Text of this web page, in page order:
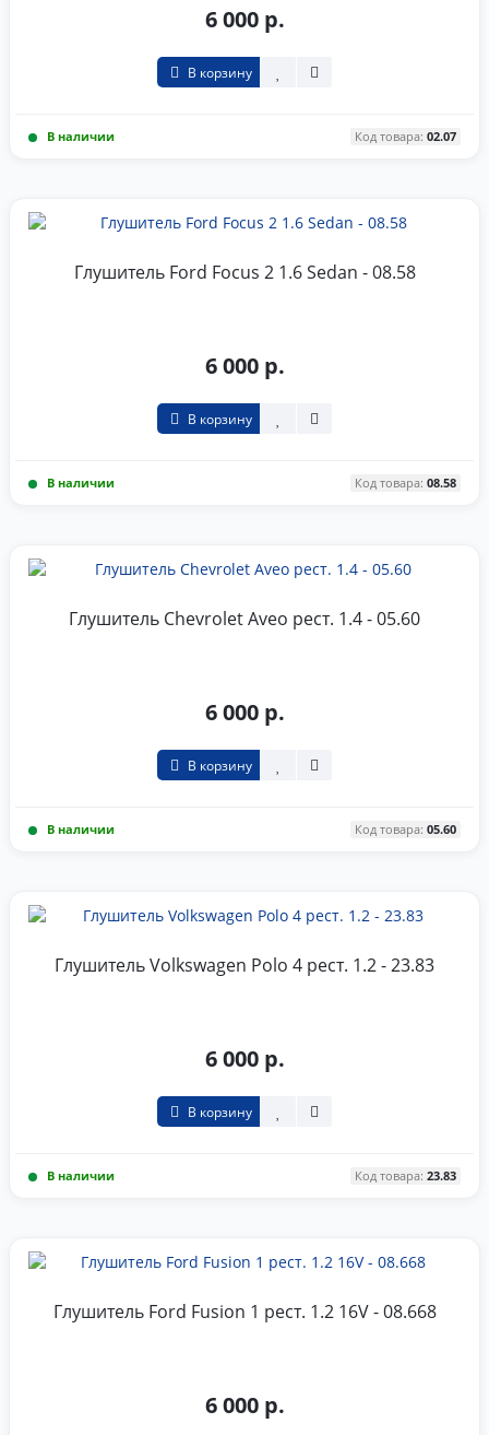
6 000 р.
В корзину
В наличии Код товара: 02.07
Глушитель Ford Focus 2 1.6 Sedan - 08.58
6 000 р.
В корзину
В наличии Код товара: 08.58
Глушитель Chevrolet Aveo рест. 1.4 - 05.60
6 000 р.
В корзину
В наличии Код товара: 05.60
Глушитель Volkswagen Polo 4 рест. 1.2 - 23.83
6 000 р.
В корзину
В наличии Код товара: 23.83
Глушитель Ford Fusion 1 рест. 1.2 16V - 08.668
6 000 р.